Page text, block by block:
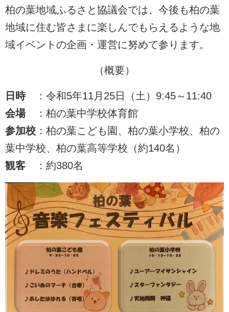
柏の葉地域ふるさと協議会では、今後も柏の葉
地域に住む皆さまに楽しんでもらえるような地
域イベントの企画・運営に努めて参ります。
（概要）
日時：令和5年11月25日（土）9:45～11:40
会場：柏の葉中学校体育館
参加校 ：柏の葉こども園、柏の葉小学校、柏の
葉中学校、柏の葉高等学校（約140名）
観客 ：約380名